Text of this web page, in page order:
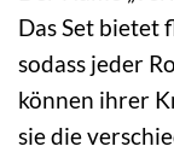
Das Set bietet
sodass jeder
können ihrer
sie die